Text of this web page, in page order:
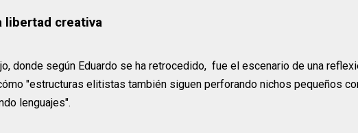
libertad creativa
donde según Eduardo se ha retrocedido, fue el escenario de una
"estructuras elitistas también siguen perforando nichos pequeños
lenguajes".